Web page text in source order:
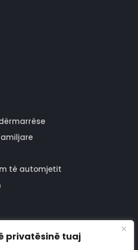
privatësinë tuaj
të automjetit